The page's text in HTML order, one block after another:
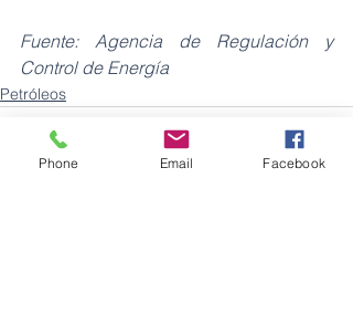
Fuente: Agencia de Regulación y
Control de Energía
Petróleos
Phone Email Facebook